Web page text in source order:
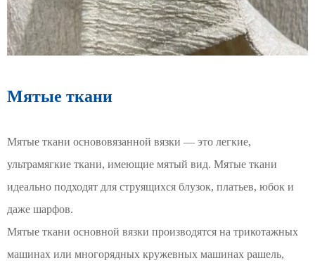
Мятые ткани
Мятые ткани основовязанной вязки — это легкие,
ультрамягкие ткани, имеющие мятый вид. Мятые ткани
идеально подходят для струящихся блузок, платьев, юбок и
даже шарфов.
Мятые ткани основной вязки производятся на трикотажных
машинах или многорядных кружевных машинах рашель,